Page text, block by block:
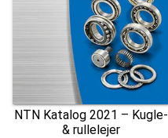
NTN Katalog 2021 – Kugle-
& rullelejer